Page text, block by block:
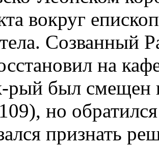
вокруг
Созванный
на
рый был
но
признать